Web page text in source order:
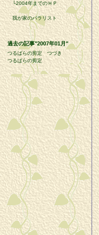
└2004年までのＨＰ
我が家のバラリスト
過去の記事"2007年01月"
つるばらの剪定 つづき
つるばらの剪定